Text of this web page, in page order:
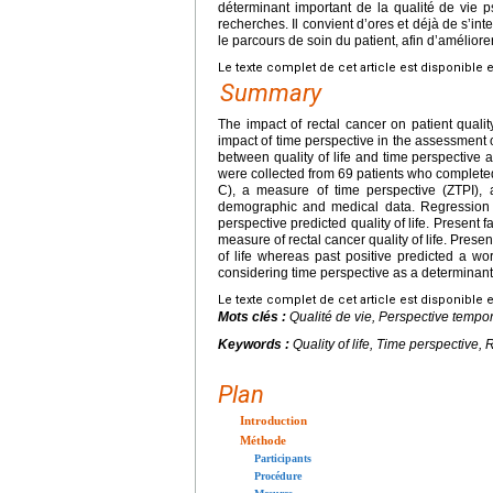
déterminant important de la qualité de vie
recherches. Il convient d’ores et déjà de
le parcours de soin du patient, afin
Le texte complet de cet article est disponible
Summary
The impact of rectal cancer on patient
impact of time perspective in the
between quality of life and time perspective
were collected from 69 patients who
C), a measure of time perspective
demographic and medical data.
perspective predicted quality of life. Present
measure of rectal cancer quality of life.
of life whereas past positive predicted a
considering time perspective as a
Le texte complet de cet article est disponible
Mots clés : Qualité de vie, Perspective
Keywords : Quality of life, Time perspective,
Plan
Introduction
Méthode
Participants
Procédure